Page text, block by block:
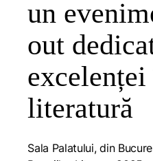
un
out
literatură
Sala Palatului, din